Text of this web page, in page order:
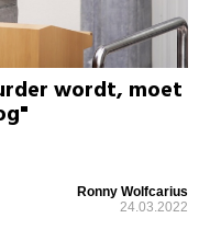
wordt, moet
Ronny Wolfcarius
24.03.2022